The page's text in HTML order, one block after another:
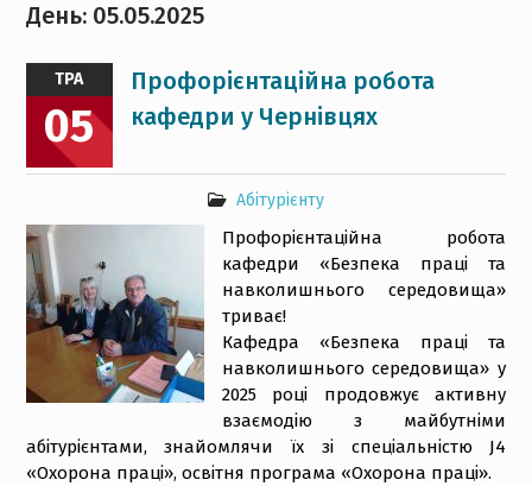
День: 05.05.2025
ТРА
05
Профорієнтаційна робота
кафедри у Чернівцях
Абітурієнту
Профорієнтаційна робота
кафедри «Безпека праці та
навколишнього середовища»
триває!
Кафедра «Безпека праці та
навколишнього середовища» у
2025 році продовжує активну
взаємодію з майбутніми
абітурієнтами, знайомлячи їх зі спеціальністю J4
«Охорона праці», освітня програма «Охорона праці».